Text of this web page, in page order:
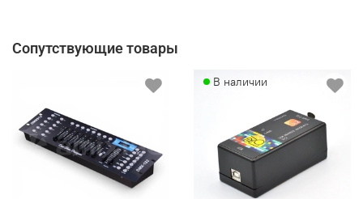
Сопутствующие товары
В наличии